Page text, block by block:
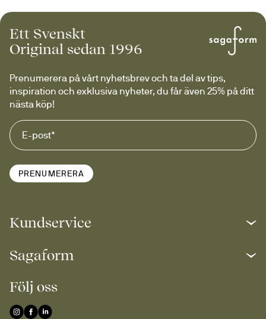
Ett Svenskt
Original sedan 1996
Prenumerera på vårt nyhetsbrev och ta del av tips,
inspiration och exklusiva nyheter, du får även 25% på ditt
nästa köp!
PRENUMERERA
Kundservice
Sagaform
Följ oss